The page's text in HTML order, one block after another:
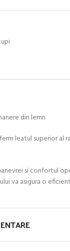
din lemn
leatul superior al
si confortul
va asigura o